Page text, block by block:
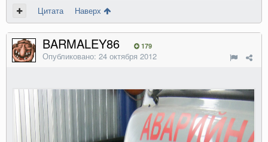
Цитата Наверх
BARMALEY86 179
Опубликовано: 24 октября 2012